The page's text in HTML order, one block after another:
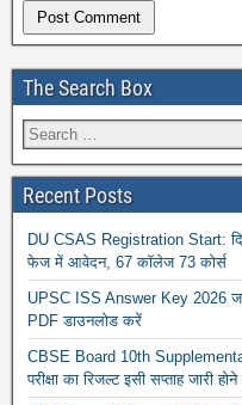
The Search Box
Recent Posts
DU CSAS Registration Start:
फेज में आवेदन, 67 कॉलेज 73 कोर्स
UPSC ISS Answer Key 2026
PDF डाउनलोड करें
CBSE Board 10th
परीक्षा का रिजल्ट इसी सप्ताह जारी